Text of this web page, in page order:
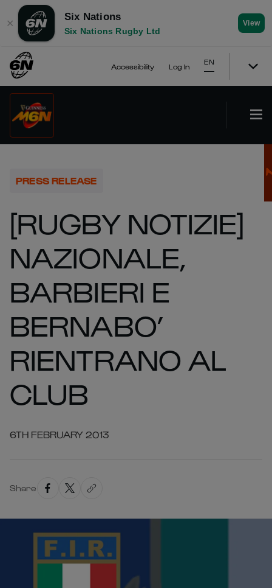
✕
Six Nations
Six Nations Rugby Ltd
View
Accessibility Log In
EN
PRESS RELEASE
[RUGBY NOTIZIE]
NAZIONALE,
BARBIERI E
BERNABO’
RIENTRANO AL
CLUB
6TH FEBRUARY 2013
Share